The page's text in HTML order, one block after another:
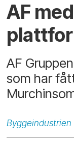
AF
AF
som har
Byggeindustrien